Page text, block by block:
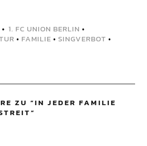
1. FC UNION BERLIN •
• FAMILIE • SINGVERBOT •
ZU “IN JEDER FAMILIE
”